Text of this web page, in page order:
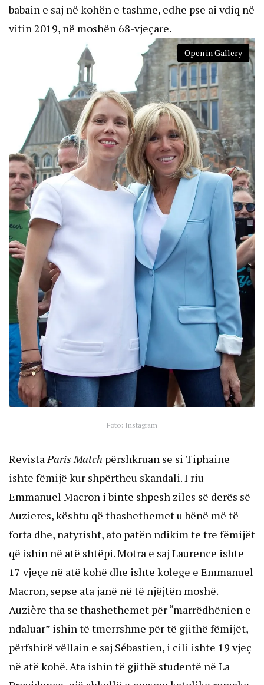
babain e saj në kohën e tashme, edhe pse ai vdiq në
vitin 2019, në moshën 68-vjeçare.
Open in Gallery
Foto: Instagram
RevistaParis Match përshkruan se si Tiphaine
ishte fëmijë kur shpërtheu skandali. I riu
Emmanuel Macron i binte shpesh ziles së derës së
Auzieres, kështu që thashethemet u bënë më të
forta dhe, natyrisht, ato patën ndikim te tre fëmijët
që ishin në atë shtëpi. Motra e saj Laurence ishte
17 vjeçe në atë kohë dhe ishte kolege e Emmanuel
Macron, sepse ata janë në të njëjtën moshë.
Auzière tha se thashethemet për “marrëdhënien e
ndaluar” ishin të tmerrshme për të gjithë fëmijët,
përfshirë vëllain e saj Sébastien, i cili ishte 19 vjeç
në atë kohë. Ata ishin të gjithë studentë në La